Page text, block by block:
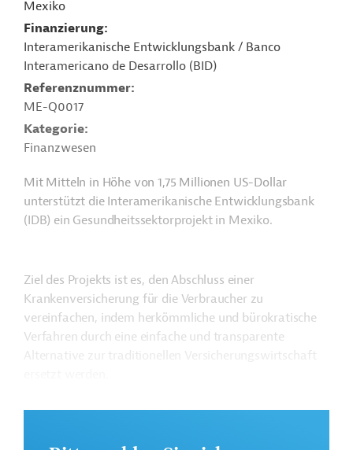
Mexiko
Finanzierung
Interamerikanische Entwicklungsbank / Banco
Interamericano de Desarrollo (BID)
Referenznummer
ME-Q0017
Kategorie
Finanzwesen
Mit Mitteln in Höhe von 1,75 Millionen US-Dollar
unterstützt die Interamerikanische Entwicklungsbank
(IDB) ein Gesundheitssektorprojekt in Mexiko.
Ziel des Projekts ist es, den Abschluss einer
Krankenversicherung für die Verbraucher zu
vereinfachen, indem herkömmliche und bürokratische
Verfahren durch eine einfache und transparente
Alternative zur traditionellen Versicherungswirtschaft